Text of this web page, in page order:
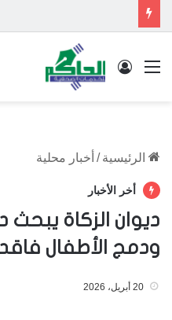
القائمة تسجيل الدخول
الرئيسية / أخبار محلية
أخر الأخبار
ديوان الزكاة
ودمج الأطفال
20 أبريل، 2026